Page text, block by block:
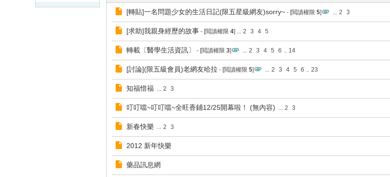
[轉貼]一名問題少女的生活日記(限五星級網友)sorry~ - [閲讀權限 5] ... 2 3
[求助]我親身經歷的故事 - [閲讀權限 4] ... 2 3 4 5
轉載〔醫學生活資訊〕 - [閲讀權限 3] ... 2 3 4 5 6 .. 14
[討論](限五級會員)老網友哈拉 - [閲讀權限 5] ... 2 3 4 5 6 .. 23
知福惜福 ... 2 3
叮叮噹~叮叮噹~全旺香鋪12/25開幕啦！ (無內容) ... 2 3
新春快樂 ... 2 3
2012 新年快樂
藥品訊息網